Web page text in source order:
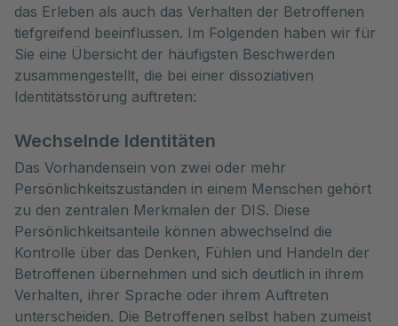
das Erleben als auch das Verhalten der Betroffenen
tiefgreifend beeinflussen. Im Folgenden haben wir für
Sie eine Übersicht der häufigsten Beschwerden
zusammengestellt, die bei einer dissoziativen
Identitätsstörung auftreten:
Wechselnde Identitäten
Das Vorhandensein von zwei oder mehr
Persönlichkeitszuständen in einem Menschen gehört
zu den zentralen Merkmalen der DIS. Diese
Persönlichkeitsanteile können abwechselnd die
Kontrolle über das Denken, Fühlen und Handeln der
Betroffenen übernehmen und sich deutlich in ihrem
Verhalten, ihrer Sprache oder ihrem Auftreten
unterscheiden. Die Betroffenen selbst haben zumeist